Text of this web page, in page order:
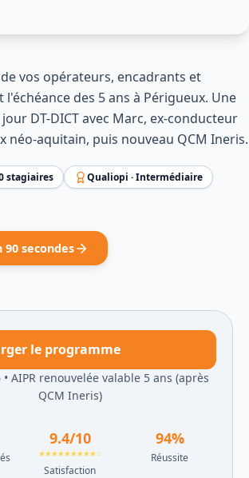
de vos opérateurs, encadrants et
des 5 ans à Périgueux. Une
DT-DICT avec Marc, ex-conducteur
néo-aquitain, puis nouveau QCM Ineris.
stagiaires Qualiopi ·Intermédiaire
secondes
le programme
• AIPR renouvelée valable 5 ans (après
QCM Ineris)
9.4/10
★★★★★★★★★☆
Satisfaction
94%
Réussite